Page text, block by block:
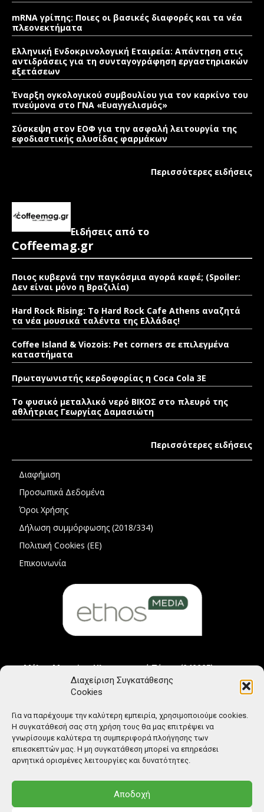
Διαχείριση Συγκατάθεσης
Cookies
Για να παρέχουμε την καλύτερη εμπειρία, χρησιμοποιούμε cookies.
Η συγκατάθεσή σας στη χρήση τους θα μας επιτρέψει να
γνωρίσουμε καλύτερα τη συμπεριφορά πλοήγησης των
επιεσκεπτών μας. Η μη συγκατάθεση μπορεί να επηρεάσει
αρνητικά ορισμένες λειτουργίες και δυνατότητες.
Αποδοχή
mRNA γρίπης: Ποιες οι βασικές διαφορές και τα νέα
πλεονεκτήματα
Ελληνική Ενδοκρινολογική Εταιρεία: Απάντηση στις
αντιδράσεις για τη συνταγογράφηση εργαστηριακών
εξετάσεων
Έναρξη ογκολογικού συμβουλίου για τον καρκίνο του
πνεύμονα στο ΓΝΑ «Ευαγγελισμός»
Σύσκεψη στον ΕΟΦ για την ασφαλή λειτουργία της
εφοδιαστικής αλυσίδας φαρμάκων
Περισσότερες ειδήσεις
Ειδήσεις από το
Coffeemag.gr
Ποιος κυβερνά την παγκόσμια αγορά καφέ; (Spoiler:
Δεν είναι μόνο η Βραζιλία)
Hard Rock Rising: Το Hard Rock Cafe Athens αναζητά
τα νέα μουσικά ταλέντα της Ελλάδας!
Coffee Island & Viozois: Pet corners σε επιλεγμένα
καταστήματα
Πρωταγωνιστής κερδοφορίας η Coca Cola 3E
Το φυσικό μεταλλικό νερό ΒΙΚΟΣ στο πλευρό της
αθλήτριας Γεωργίας Δαμασιώτη
Περισσότερες ειδήσεις
Διαφήμιση
Προσωπικά Δεδομένα
Όροι Χρήσης
Δήλωση συμμόρφωσης (2018/334)
Πολιτική Cookies (ΕΕ)
Επικοινωνία
Μέλος Μητρώου Ηλεκτρονικού Τύπου (242225)